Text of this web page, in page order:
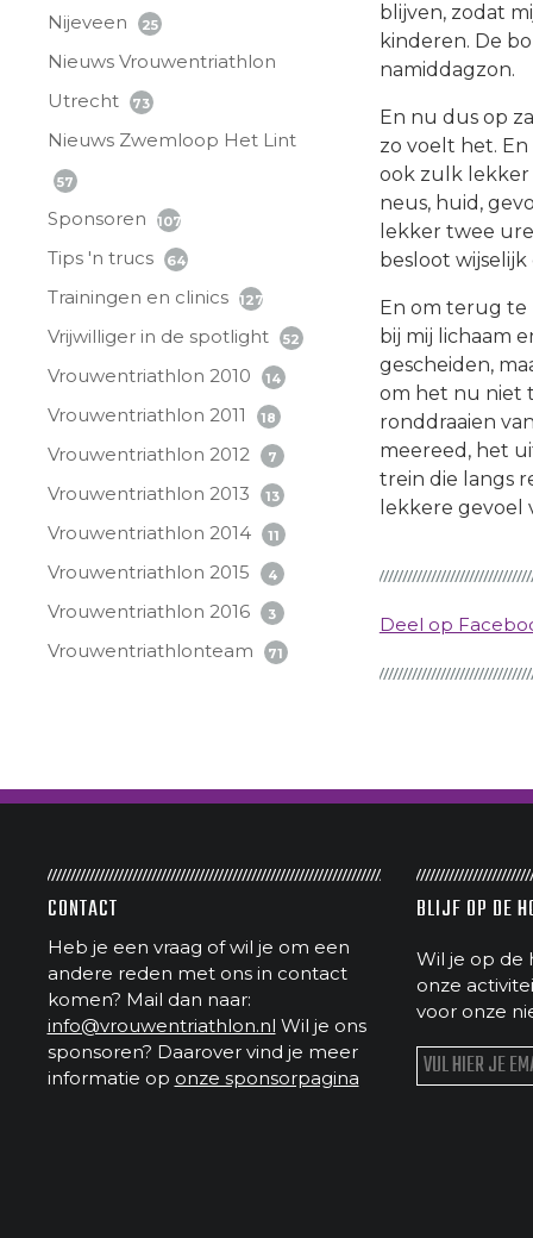
Nijeveen
25
Nieuws Vrouwentriathlon
Utrecht
73
Nieuws Zwemloop Het Lint
57
Sponsoren 107
Tips 'n trucs 64
Trainingen en clinics 127
Vrijwilliger in de spotlight 52
Vrouwentriathlon 2010 14
Vrouwentriathlon 2011 18
Vrouwentriathlon 2012 7
Vrouwentriathlon 2013 13
Vrouwentriathlon 2014 11
Vrouwentriathlon 2015 4
Vrouwentriathlon 2016 3
Vrouwentriathlonteam 71
blijven, zodat
kinderen. De
namiddagzon.
En nu dus op
zo voelt het.
ook zulk lekker
neus, huid,
lekker twee
besloot
En om terug te
bij mij lichaam
gescheiden,
om het nu niet
ronddraaien
meereed, het
trein die langs
lekkere gevoel
Deel op
CONTACT
Heb je een vraag of wil je om een
andere reden met ons in contact
komen? Mail dan naar:
info@vrouwentriathlon.nl Wil je ons
sponsoren? Daarover vind je meer
informatie op onze sponsorpagina
BLIJF OP DE
Wil je op de
onze
voor onze